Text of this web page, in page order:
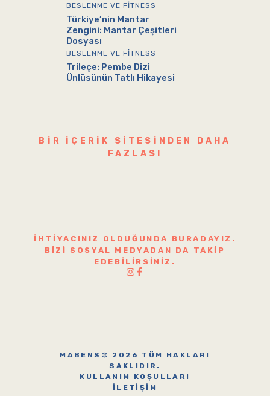
BESLENME VE FITNESS
Türkiye’nin Mantar
Zengini: Mantar Çeşitleri
Dosyası
BESLENME VE FITNESS
Trileçe: Pembe Dizi
Ünlüsünün Tatlı Hikayesi
BIR IÇERIK SITESINDEN DAHA
FAZLASI
İHTIYACINIZ OLDUĞUNDA BURADAYIZ.
BIZI SOSYAL MEDYADAN DA TAKIP
EDEBILIRSINIZ.
MABENS© 2026 TÜM HAKLARI
SAKLIDIR.
KULLANIM KOŞULLARI
İLETIŞIM